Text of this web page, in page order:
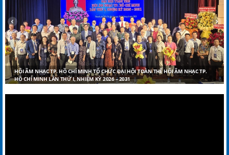
HỘI ÂM NHẠC TP. HỒ CHÍ MINH TỔ CHỨC ĐẠI HỘI TOÀN THỂ HỘI ÂM NHẠC TP.
HỒ CHÍ MINH LẦN THỨ I, NHIỆM KỲ 2026 – 2031